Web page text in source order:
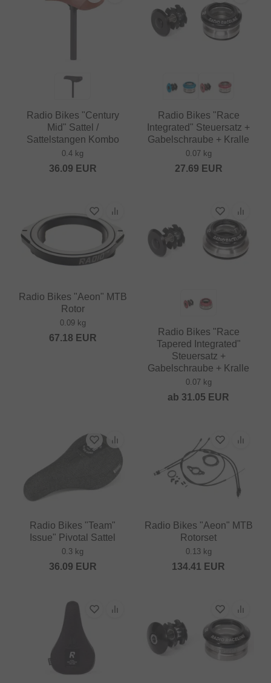
Radio Bikes "Century
Mid" Sattel /
Sattelstangen Kombo
0.4 kg
36.09 EUR
Radio Bikes "Race
Integrated" Steuersatz +
Gabelschraube + Kralle
0.07 kg
27.69 EUR
Radio Bikes "Aeon" MTB
Rotor
0.09 kg
67.18 EUR
Radio Bikes "Race
Tapered Integrated"
Steuersatz +
Gabelschraube + Kralle
0.07 kg
ab 31.05 EUR
Radio Bikes "Team"
Issue" Pivotal Sattel
0.3 kg
36.09 EUR
Radio Bikes "Aeon" MTB
Rotorset
0.13 kg
134.41 EUR